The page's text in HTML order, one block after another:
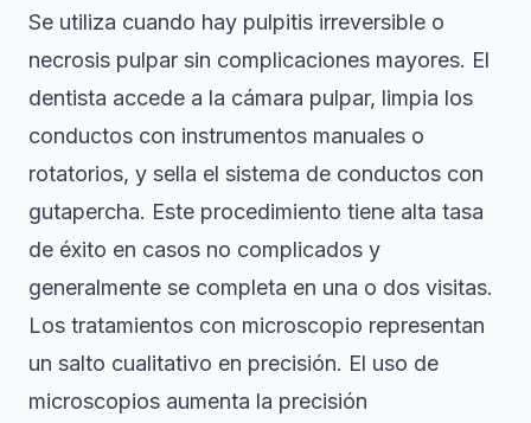
Se utiliza cuando hay pulpitis irreversible o
necrosis pulpar sin complicaciones mayores. El
dentista accede a la cámara pulpar, limpia los
conductos con instrumentos manuales o
rotatorios, y sella el sistema de conductos con
gutapercha. Este procedimiento tiene alta tasa
de éxito en casos no complicados y
generalmente se completa en una o dos visitas.
Los tratamientos con microscopio representan
un salto cualitativo en precisión. El uso de
microscopios aumenta la precisión